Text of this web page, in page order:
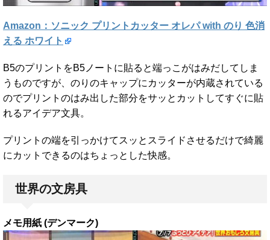
Amazon：ソニック プリントカッター オレパ with のり 色消
える ホワイト
B5のプリントをB5ノートに貼ると端っこがはみだしてしま
うものですが、のりのキャップにカッターが内蔵されている
のでプリントのはみ出した部分をサッとカットしてすぐに貼
れるアイデア文具。
プリントの端を引っかけてスッとスライドさせるだけで綺麗
にカットできるのはちょっとした快感。
世界の文房具
メモ用紙 (デンマーク)